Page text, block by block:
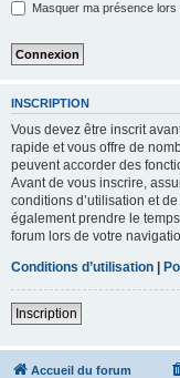
Masquer ma présence
INSCRIPTION
Vous devez être inscrit
rapide et vous offre de
peuvent accorder des
Avant de vous inscrire,
conditions d’utilisation et
également prendre le
forum lors de votre
Conditions d’utilisation |
Inscription
Accueil du forum